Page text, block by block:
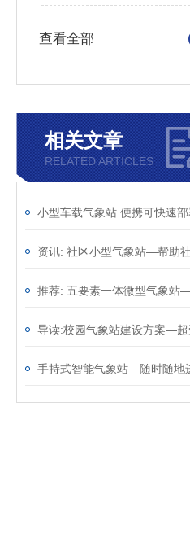
查看全部
相关文章
RELATED ARTICLES